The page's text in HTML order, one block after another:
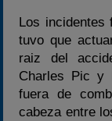
Los incidentes
tuvo que
raiz del
Charles Pic y
fuera de
cabeza entre